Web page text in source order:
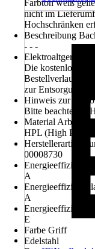
Farbton weiß
nicht im
Hochschränken
Beschreibung
- - -
Elektroaltgerät-
Die kostenlose
Bestellverlauf
zur Entsorgung.
Hinweis zur
Bitte beachte die
Material
HPL (High
00008730
A
A
E
Farbe Griff
Edelstahl